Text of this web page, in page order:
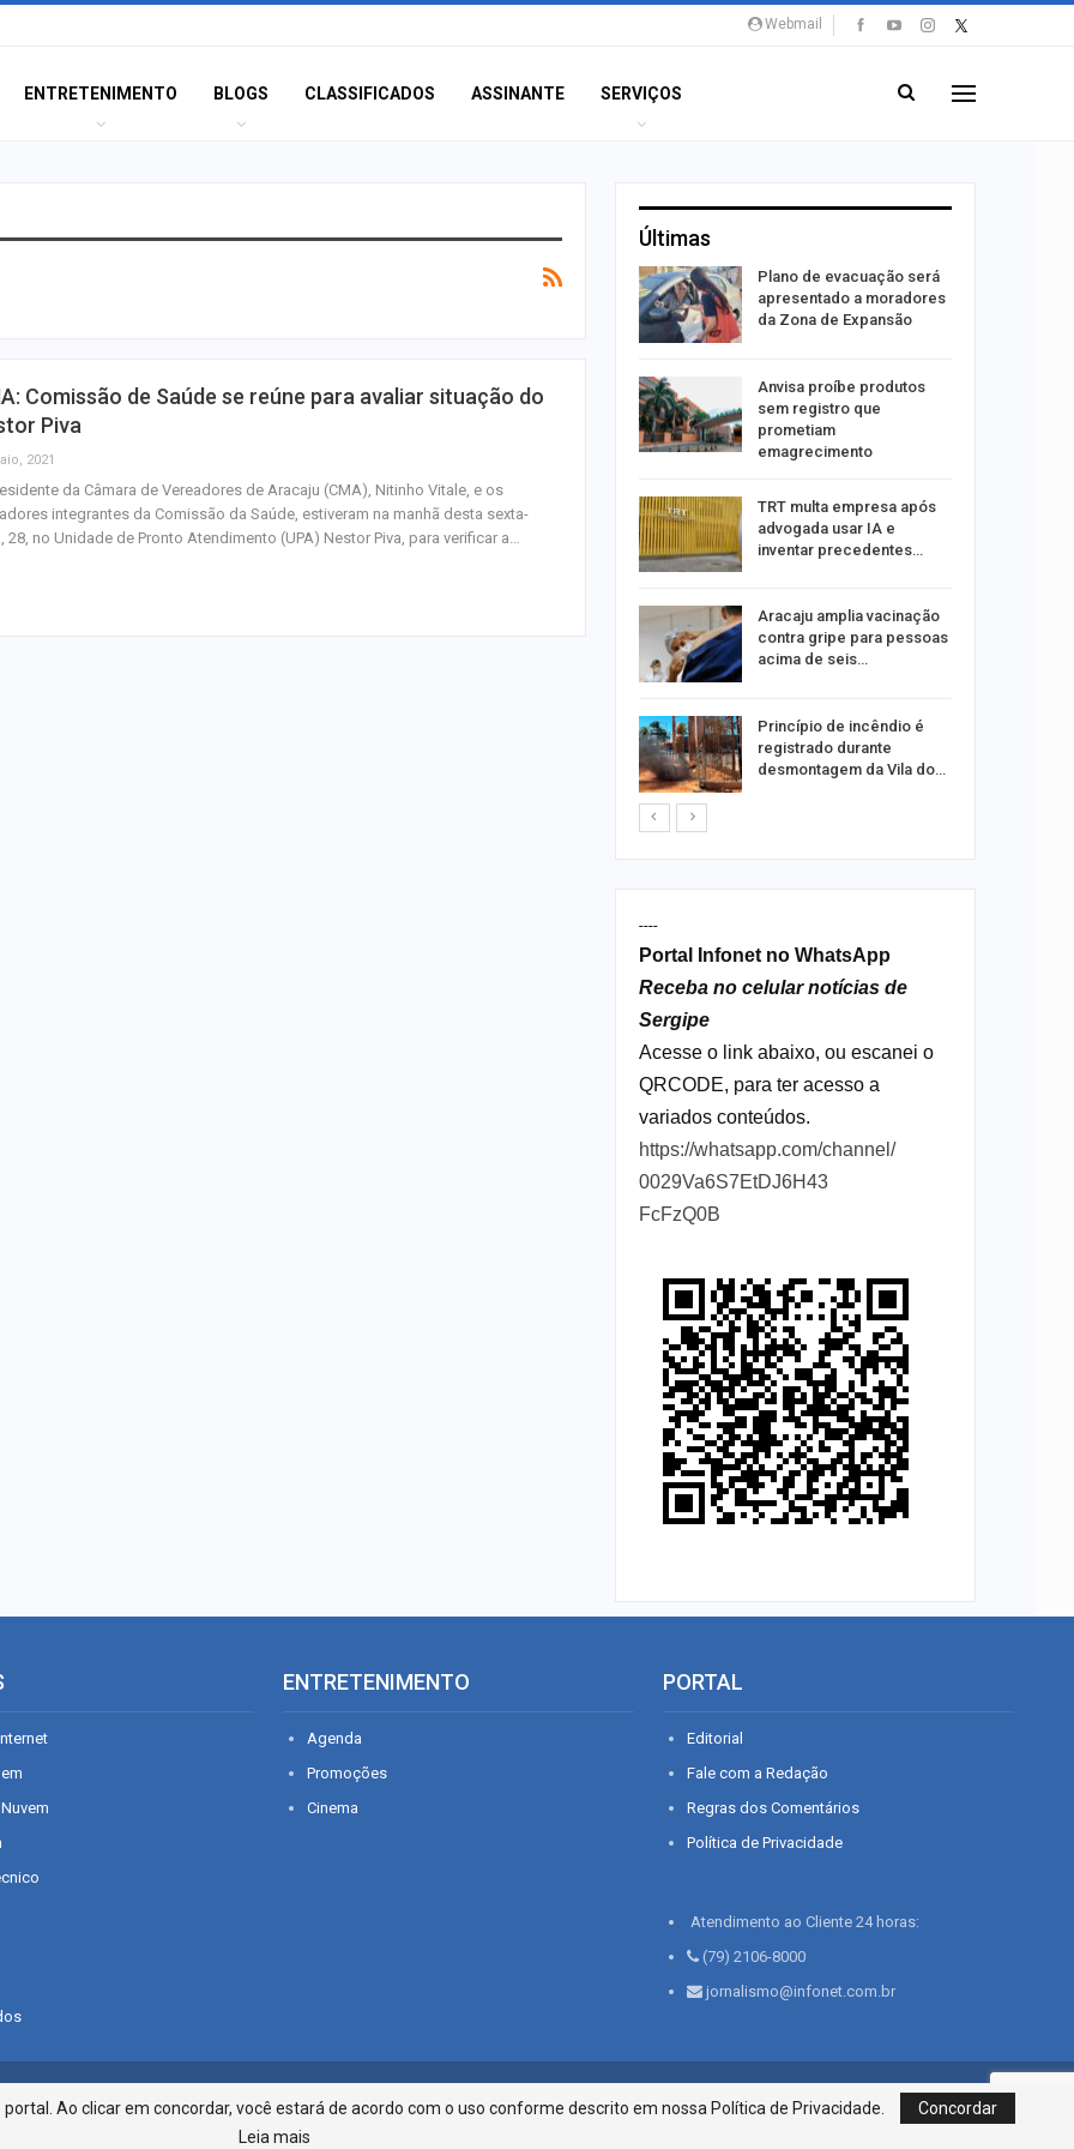
Webmail
ENTRETENIMENTO BLOGS CLASSIFICADOS ASSINANTE SERVIÇOS
Comissão de Saúde se reúne para avaliar situação do
Piva
2021
da Câmara de Vereadores de Aracaju (CMA), Nitinho Vitale, e os
integrantes da Comissão da Saúde, estiveram na manhã desta sexta-
28, no Unidade de Pronto Atendimento (UPA) Nestor Piva, para verificar a…
Últimas
Polícia Civil investiga
Câmara de Itabaianinha
abre concurso com
Filarmônica de Itabaiana
realiza concerto em
homenagem ao Dia dos…
Plano de evacuação será
apresentado a moradores
da Zona de Expansão
Anvisa proíbe produtos
sem registro que
prometiam
emagrecimento
TRT multa empresa após
advogada usar IA e
inventar precedentes…
Aracaju amplia vacinação
contra gripe para pessoas
acima de seis…
Princípio de incêndio é
registrado durante
desmontagem da Vila do…
----
Portal Infonet no WhatsApp
Receba no celular notícias de
Sergipe
Acesse o link abaixo, ou escanei o
QRCODE, para ter acesso a
variados conteúdos.
https://whatsapp.com/channel/
0029Va6S7EtDJ6H43
FcFzQ0B
ENTRETENIMENTO
Agenda
Promoções
Cinema
PORTAL
Editorial
Fale com a Redação
Regras dos Comentários
Política de Privacidade
Atendimento ao Cliente 24 horas:
(79) 2106-8000
jornalismo@infonet.com.br
Infonet - Rua Monsenhor Silveira 276, Bairro São José | Aracaju-SE, CEP 49015-030, Fone: 79.2106.8000 - CI
Centro de Informações LTDA
Ao clicar em concordar, você estará de acordo com o uso conforme descrito em nossa Política de Privacidade.
Concordar
Leia mais